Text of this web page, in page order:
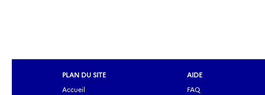
PLAN DU SITE
Accueil
AIDE
FAQ